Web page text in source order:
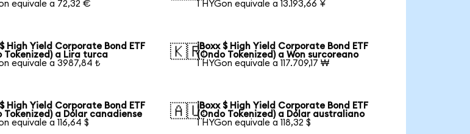
equivale a 72,32 €
1 HYGon equivale a 13.193,66 ¥
High Yield Corporate Bond ETF
Tokenized) a Lira turca
equivale a 3987,84 ₺
🇰🇷iBoxx $ High Yield Corporate Bond ETF
(Ondo Tokenized) a Won surcoreano
1 HYGon equivale a 117.709,17 ₩
High Yield Corporate Bond ETF
Tokenized) a Dólar canadiense
equivale a 116,64 $
🇦🇺iBoxx $ High Yield Corporate Bond ETF
(Ondo Tokenized) a Dólar australiano
1 HYGon equivale a 118,32 $